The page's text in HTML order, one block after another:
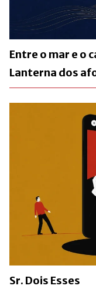
Entre o mar e o
Lanterna dos
Sr. Dois Esses